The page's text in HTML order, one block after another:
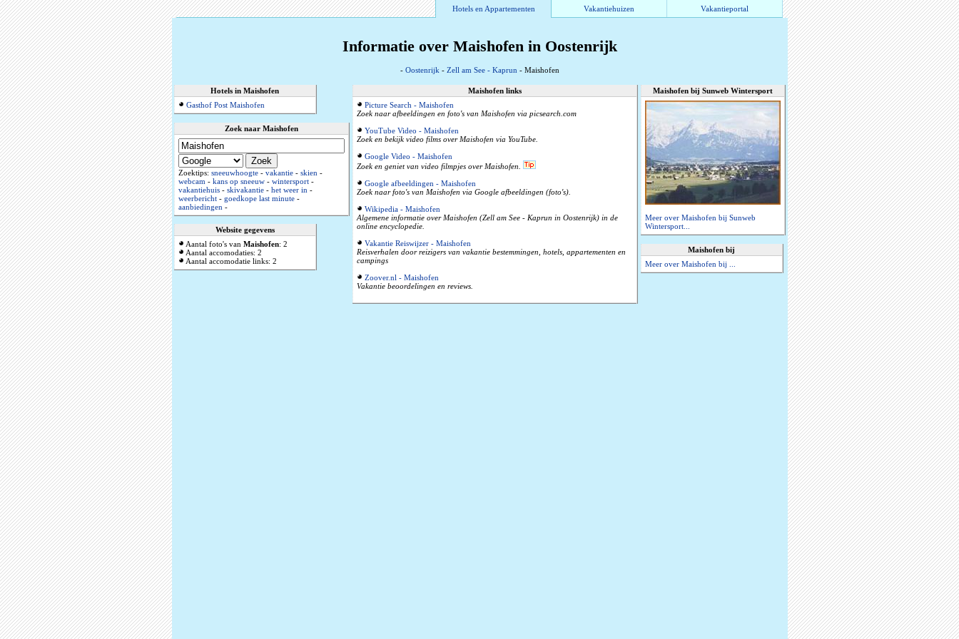
Hotels en Appartementen Vakantiehuizen Vakantieportal
Informatie over Maishofen in Oostenrijk
- Oostenrijk- Zell am See - Kaprun- Maishofen
Hotels in Maishofen
Gasthof Post Maishofen
Zoek naar Maishofen
Zoektips: sneeuwhoogte- vakantie- skien-
webcam- kans op sneeuw- wintersport-
vakantiehuis- skivakantie- het weer in-
weerbericht- goedkope last minute-
aanbiedingen-
Website gegevens
Aantal foto's van Maishofen: 2
Aantal accomodaties: 2
Aantal accomodatie links: 2
Maishofen links
Picture Search - Maishofen
Zoek naar afbeeldingen en foto's van Maishofen via picsearch.com
YouTube Video - Maishofen
Zoek en bekijk video films over Maishofen via YouTube.
Google Video - Maishofen
Zoek en geniet van video filmpjes over Maishofen.
Google afbeeldingen - Maishofen
Zoek naar foto's van Maishofen via Google afbeeldingen (foto's).
Wikipedia - Maishofen
Algemene informatie over Maishofen (Zell am See - Kaprun in Oostenrijk) in de
online encyclopedie.
Vakantie Reiswijzer - Maishofen
Reisverhalen door reizigers van vakantie bestemmingen, hotels, appartementen en
campings
Zoover.nl - Maishofen
Vakantie beoordelingen en reviews.
Maishofen bij Sunweb Wintersport
Meer over Maishofen bij Sunweb
Wintersport...
Maishofen bij
Meer over Maishofen bij ...